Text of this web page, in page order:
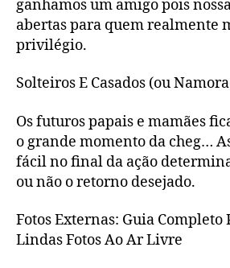
ganhamos um amigo pois
abertas para quem realmente
privilégio.
Solteiros E Casados (ou
Os futuros papais e mamães
o grande momento da cheg…
fácil no final da ação
ou não o retorno desejado.
Fotos Externas: Guia Completo
Lindas Fotos Ao Ar Livre